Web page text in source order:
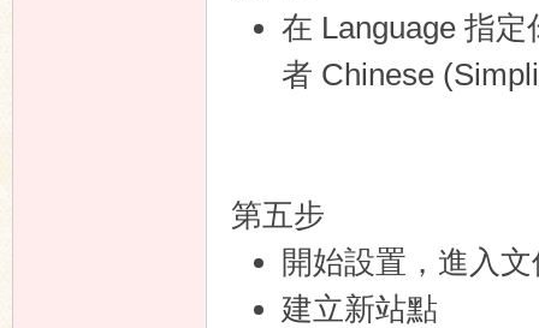
在 Language 指
者 Chinese
第五步
開始設置，進入
建立新站點